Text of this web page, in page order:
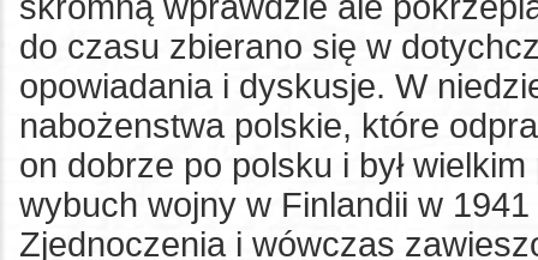
do czasu zbierano się w
opowiadania i dyskusje. W
nabożenstwa polskie, które
on dobrze po polsku i był
wybuch wojny w Finlandii w
Zjednoczenia i wówczas